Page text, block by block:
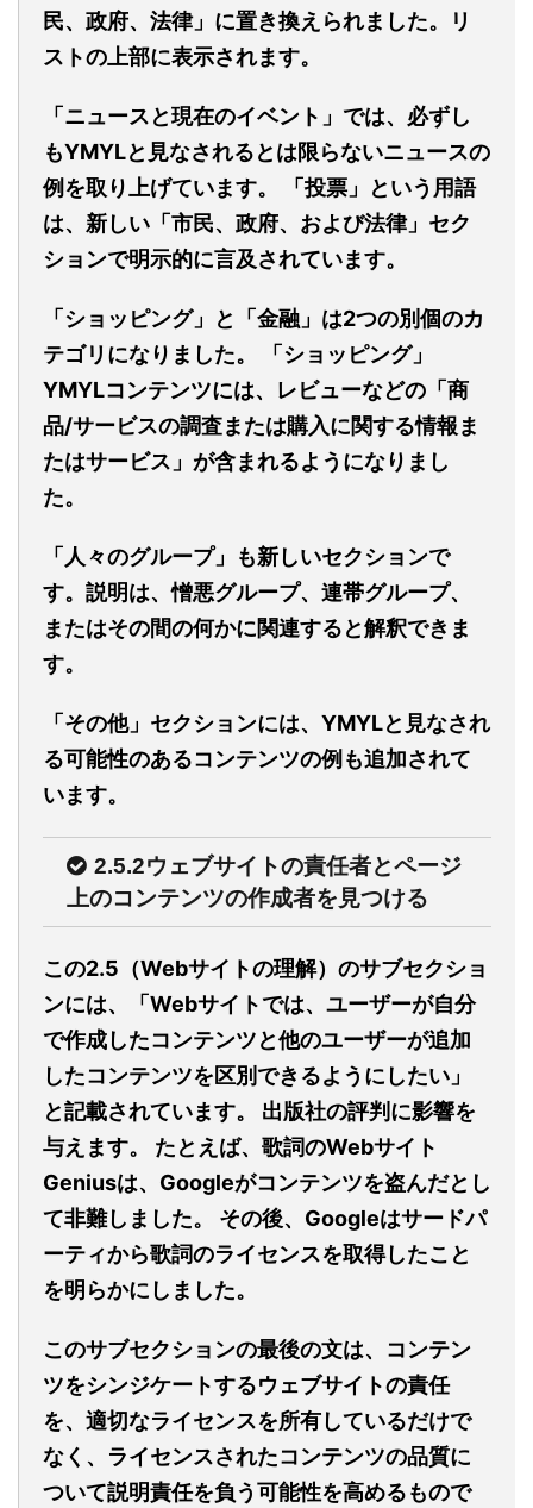
民、政府、法律」に置き換えられました。リ
ストの上部に表示されます。
「ニュースと現在のイベント」では、必ずし
もYMYLと見なされるとは限らないニュースの
例を取り上げています。 「投票」という用語
は、新しい「市民、政府、および法律」セク
ションで明示的に言及されています。
「ショッピング」と「金融」は2つの別個のカ
テゴリになりました。 「ショッピング」
YMYLコンテンツには、レビューなどの「商
品/サービスの調査または購入に関する情報ま
たはサービス」が含まれるようになりまし
た。
「人々のグループ」も新しいセクションで
す。説明は、憎悪グループ、連帯グループ、
またはその間の何かに関連すると解釈できま
す。
「その他」セクションには、YMYLと見なされ
る可能性のあるコンテンツの例も追加されて
います。
2.5.2ウェブサイトの責任者とページ
上のコンテンツの作成者を見つける
この2.5（Webサイトの理解）のサブセクショ
ンには、「Webサイトでは、ユーザーが自分
で作成したコンテンツと他のユーザーが追加
したコンテンツを区別できるようにしたい」
と記載されています。 出版社の評判に影響を
与えます。 たとえば、歌詞のWebサイト
Geniusは、Googleがコンテンツを盗んだとし
て非難しました。 その後、Googleはサードパ
ーティから歌詞のライセンスを取得したこと
を明らかにしました。
このサブセクションの最後の文は、コンテン
ツをシンジケートするウェブサイトの責任
を、適切なライセンスを所有しているだけで
なく、ライセンスされたコンテンツの品質に
ついて説明責任を負う可能性を高めるもので